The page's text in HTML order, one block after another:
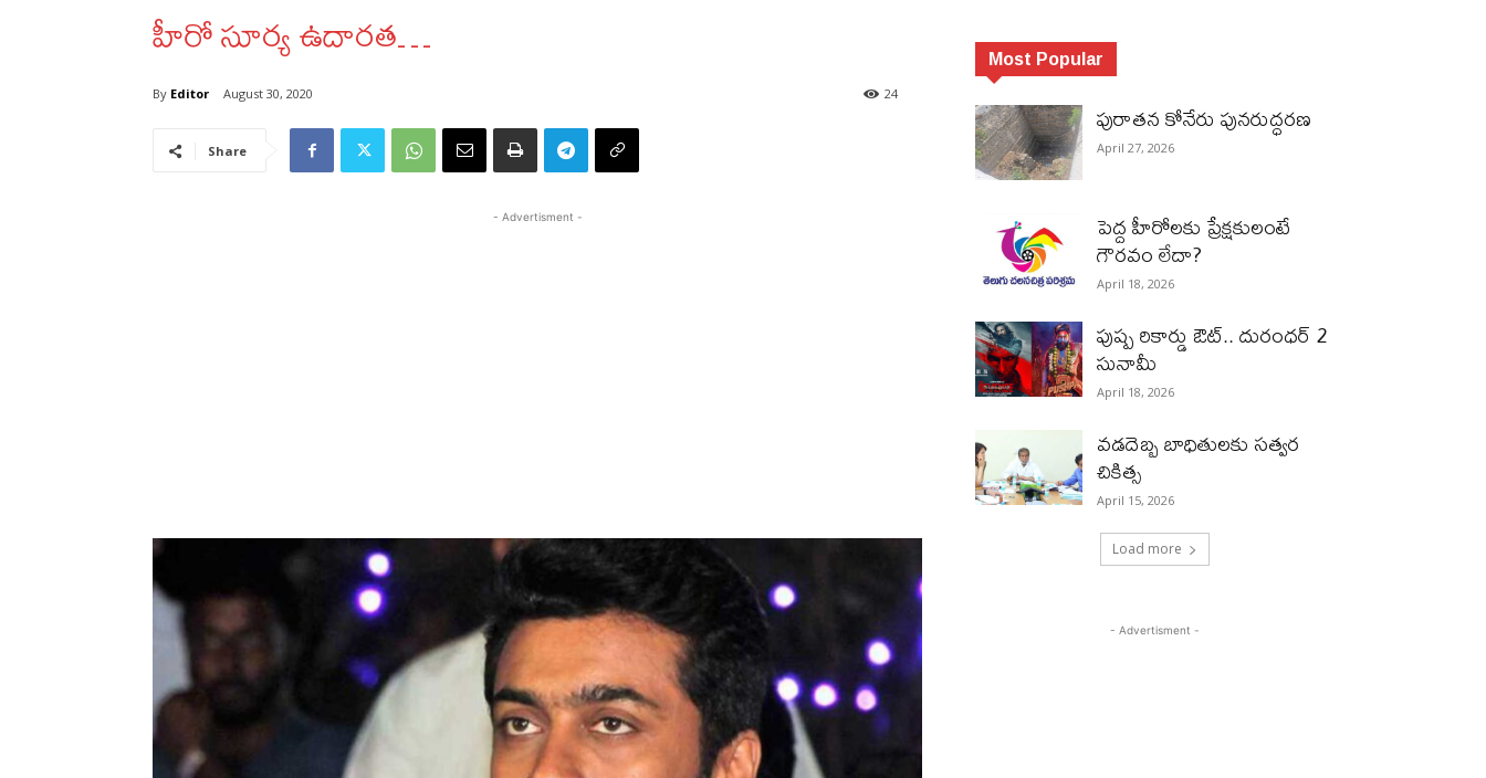
హీరో సూర్య ఉదారత…
By Editor August 30, 2020 24
Share
- Advertisment -
Most Popular
పురాత‌న కోనేరు పున‌రుద్ధ‌ర‌ణ
April 27, 2026
పెద్ద హీరోల‌కు ప్రేక్ష‌కులంటే
గౌర‌వం లేదా?
April 18, 2026
పుష్ప రికార్డు ఔట్‌.. దురంధ‌ర్ 2
సునామీ
April 18, 2026
వడదెబ్బ బాధితులకు సత్వర
చికిత్స
April 15, 2026
Load more
- Advertisment -